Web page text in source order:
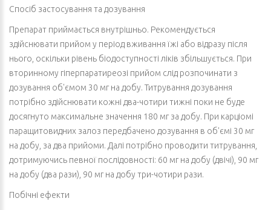
Спосіб застосування та дозування
Препарат приймається внутрішньо. Рекомендується
здійснювати прийом у період вживання їжі або відразу після
нього, оскільки рівень біодоступності ліків збільшується. При
вторинному гіперпаратиреозі прийом слід розпочинати з
дозування об'ємом 30 мг на добу. Титрування дозування
потрібно здійснювати кожні два-чотири тижні поки не буде
досягнуто максимальне значення 180 мг за добу. При карціомі
паращитовидних залоз передбачено дозування в об'ємі 30 мг
на добу, за два прийоми. Далі потрібно проводити титрування,
дотримуючись певної послідовності: 60 мг на добу (двічі), 90 мг
на добу (два рази), 90 мг на добу три-чотири рази.
Побічні ефекти